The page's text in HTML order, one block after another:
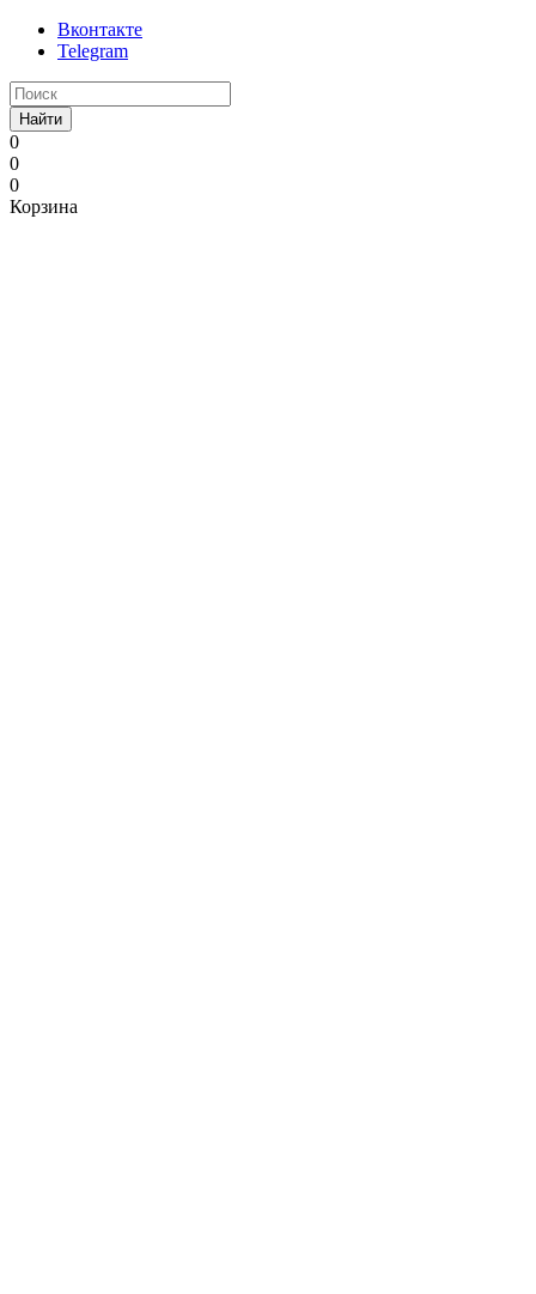
Вконтакте
Telegram
Найти
0
0
0
Корзина